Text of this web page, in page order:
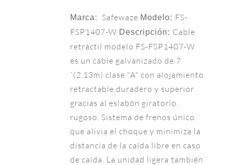
Marca: Safewaze Modelo: FS-
FSP1407-W Descripción: Cable
retráctil modelo FS-FSP1407-W
es un cable galvanizado de 7
´(2.13m) clase "A" con alojamiento
retractable duradero y superior
gracias al eslabón giratorio,
rugoso. Sistema de frenos único
que alivia el choque y minimiza la
distancia de la caída libre en caso
de caída. La unidad ligera también